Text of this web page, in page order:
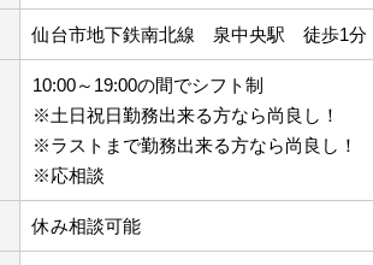
仙台市地下鉄南北線 泉中央駅 徒歩1分
10:00～19:00の間でシフト制
※土日祝日勤務出来る方なら尚良し！
※ラストまで勤務出来る方なら尚良し！
※応相談
休み相談可能